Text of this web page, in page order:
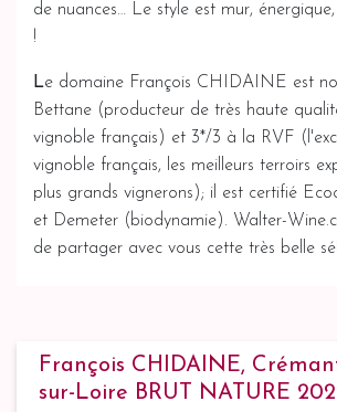
de nuances… Le style est mur,
!
Le domaine François CHIDAINE est
Bettane (producteur de très haute
vignoble français) et 3*/3 à la RVF
vignoble français, les meilleurs terroirs
plus grands vignerons); il est certifié
et Demeter (biodynamie). Walter-
de partager avec vous cette très belle
François CHIDAINE,
sur-Loire BRUT NATURE